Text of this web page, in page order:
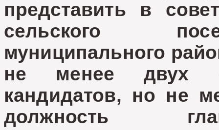
представить в
сельского
муниципального
не менее двух
кандидатов, но не
должность